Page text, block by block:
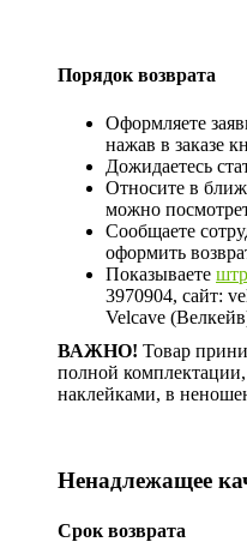
Порядок возврата
Оформляете
нажав в заказе
Дожидаетесь
Относите в
можно
Сообщаете
оформить
Показываете
3970904, сайт:
Velcave
ВАЖНО! Товар
полной
наклейками, в
Ненадлежащее
Срок возврата